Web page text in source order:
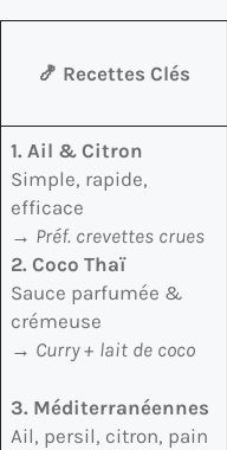
🍤 Recettes Clés
1. Ail & Citron
Simple, rapide,
efficace
→ Préf. crevettes crues
2. Coco Thaï
Sauce parfumée &
crémeuse
→ Curry + lait de coco
3. Méditerranéennes
Ail, persil, citron, pain